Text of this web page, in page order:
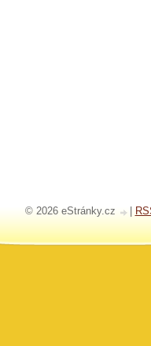
© 2026 eStránky.cz